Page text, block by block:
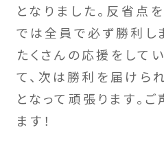
となりました。反省点
では全員で必ず勝利し
たくさんの応援をして
て、次は勝利を届けら
となって頑張ります。
ます！